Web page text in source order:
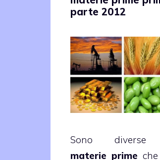
parte 2012
Sono
materie prime